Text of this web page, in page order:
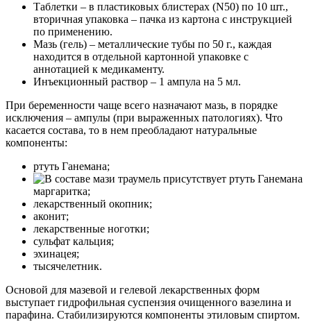
Таблетки – в пластиковых блистерах (N50) по 10 шт.,
вторичная упаковка – пачка из картона с инструкцией
по применению.
Мазь (гель) – металлические тубы по 50 г., каждая
находится в отдельной картонной упаковке с
аннотацией к медикаменту.
Инъекционный раствор – 1 ампула на 5 мл.
При беременности чаще всего назначают мазь, в порядке
исключения – ампулы (при выраженных патологиях). Что
касается состава, то в нем преобладают натуральные
компоненты:
ртуть Ганемана;
маргаритка;
лекарственный окопник;
аконит;
лекарственные ноготки;
сульфат кальция;
эхинацея;
тысячелетник.
Основой для мазевой и гелевой лекарственных форм
выступает гидрофильная суспензия очищенного вазелина и
парафина. Стабилизируются компоненты этиловым спиртом.